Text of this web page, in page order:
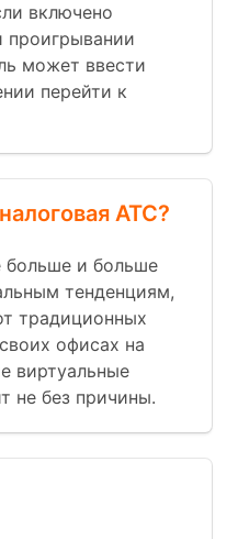
включено
проигрывании
может ввести
перейти к
АТС?
больше и больше
тенденциям,
традиционных
офисах на
виртуальные
не без причины.